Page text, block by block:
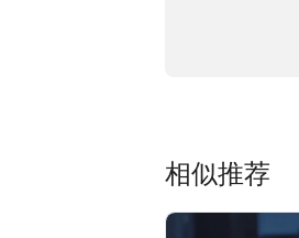
相似推荐